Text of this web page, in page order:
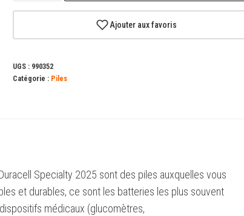
Duracell
Lithium
Ajouter aux favoris
UGS : 990352
Catégorie : Piles
Specialty 2025 sont des piles auxquelles vous
et durables, ce sont les batteries les plus souvent
médicaux (glucomètres,